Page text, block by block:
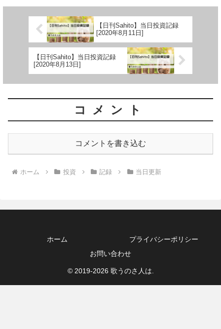
【日刊Sahito】当日投資記録
[2020年8月11日]
【日刊Sahito】当日投資記録
[2020年8月13日]
コメント
コメントを書き込む
ホーム 投資 記録 当日更新
ホーム
プライバシーポリシー
お問い合わせ
© 2019-2026 歌うのさ人は.